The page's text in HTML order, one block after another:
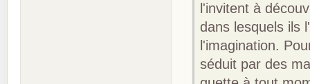
l'invitent à
dans lesquels ils
l'imagination.
séduit par des